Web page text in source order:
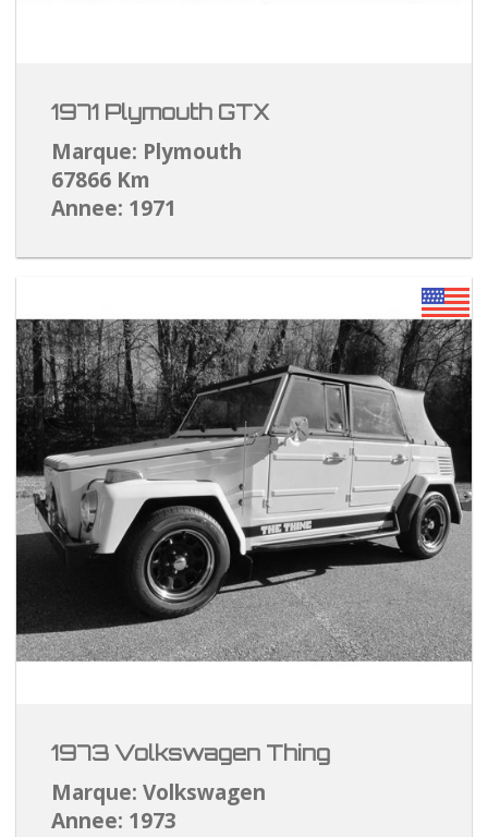
1971 Plymouth GTX
Marque: Plymouth
67866 Km
Annee: 1971
1973 Volkswagen Thing
Marque: Volkswagen
Annee: 1973